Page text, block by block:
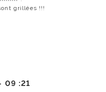
grillées !!!
09 :21